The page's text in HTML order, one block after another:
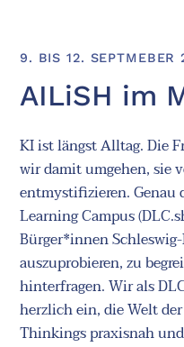
9. BIS 12. SEPTMEBER
AILiSH im
KI ist längst Alltag. Die
wir damit umgehen, sie
entmystifizieren. Genau
Learning Campus
Bürger*innen
auszuprobieren, zu
hinterfragen. Wir als
herzlich ein, die Welt
Thinkings praxisnah